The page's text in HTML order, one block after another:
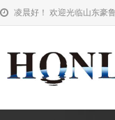
凌晨好！ 欢迎光临山东豪